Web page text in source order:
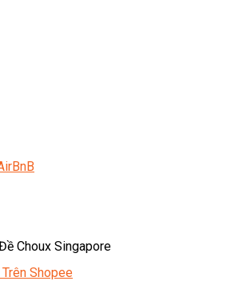
Shopee
Choux Singapore